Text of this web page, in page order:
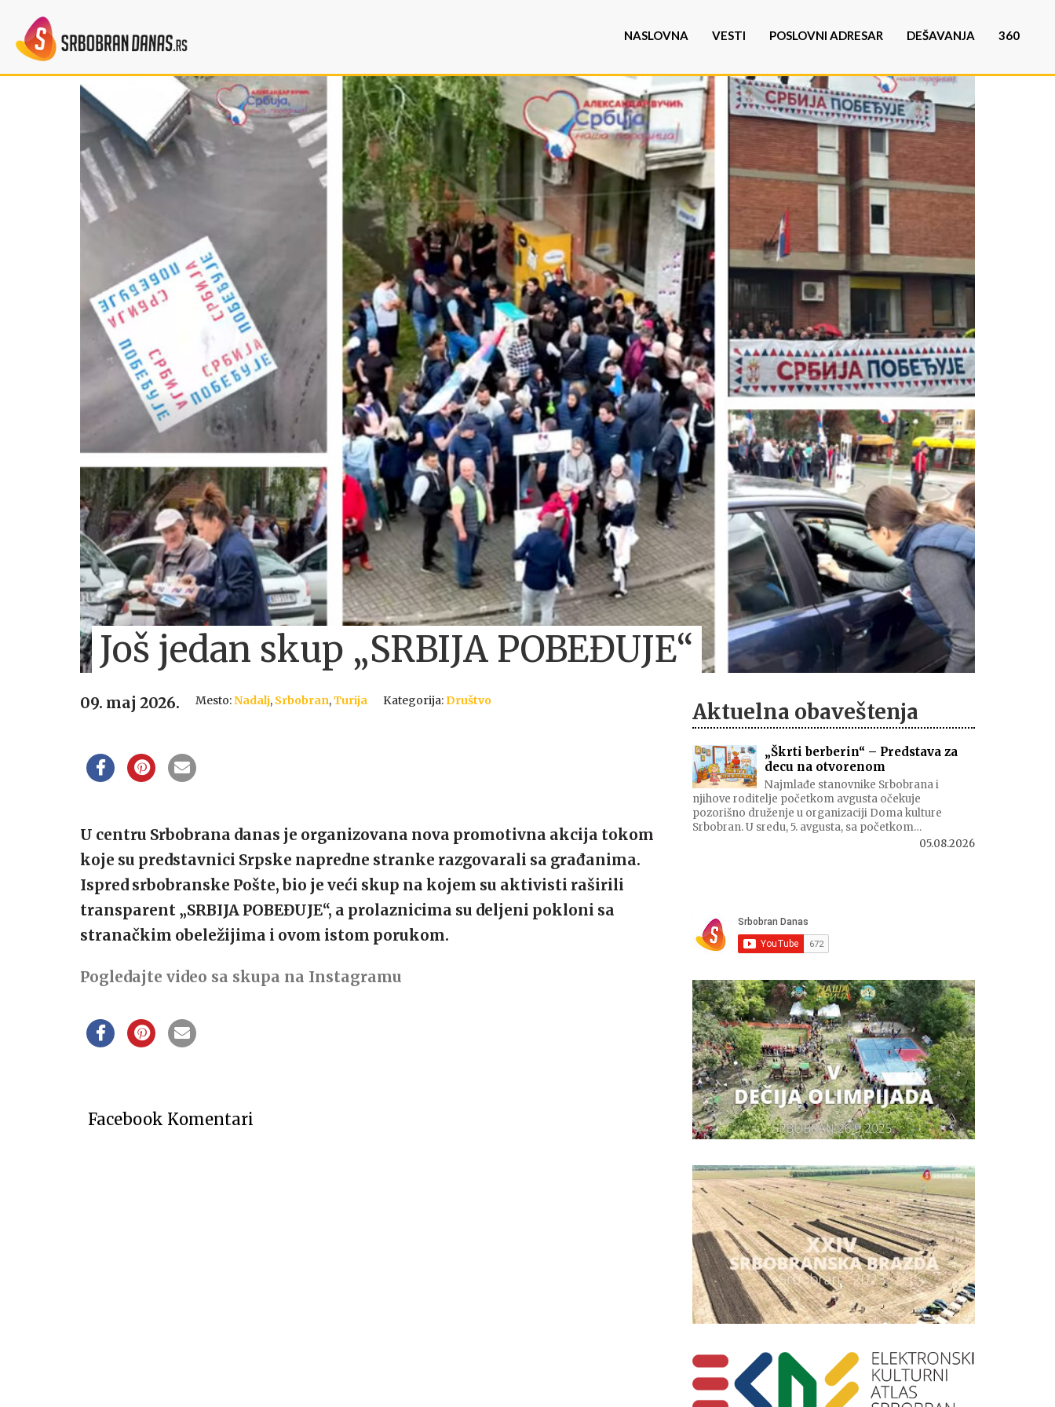
NASLOVNA VESTI POSLOVNI ADRESAR DEŠAVANJA 360
Još jedan skup „SRBIJA POBEĐUJE“
09. maj 2026. Mesto:Nadalj, Srbobran,Turija Kategorija: Društvo
U centru Srbobrana danas je organizovana nova promotivna akcija tokom
koje su predstavnici Srpske napredne stranke razgovarali sa građanima.
Ispred srbobranske Pošte, bio je veći skup na kojem su aktivisti raširili
transparent „SRBIJA POBEĐUJE“, a prolaznicima su deljeni pokloni sa
stranačkim obeležijima i ovom istom porukom.
Pogledajte video sa skupa na Instagramu
Facebook Komentari
Aktuelna obaveštenja
„Škrti berberin“ – Predstava za
decu na otvorenom
Najmlađe stanovnike Srbobrana i
njihove roditelje početkom avgusta očekuje
pozorišno druženje u organizaciji Doma kulture
Srbobran. U sredu, 5. avgusta, sa početkom…
05.08.2026